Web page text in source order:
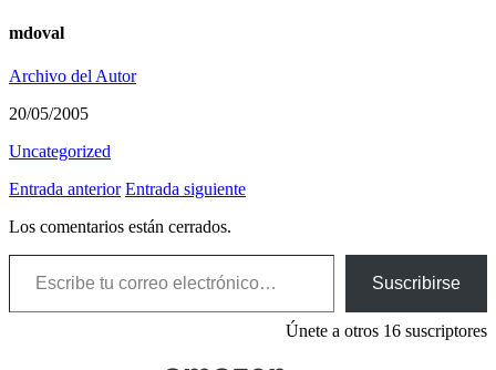
mdoval
Archivo del Autor
20/05/2005
Uncategorized
Entrada anterior Entrada siguiente
Los comentarios están cerrados.
Escribe tu correo electrónico…
Suscribirse
Únete a otros 16 suscriptores